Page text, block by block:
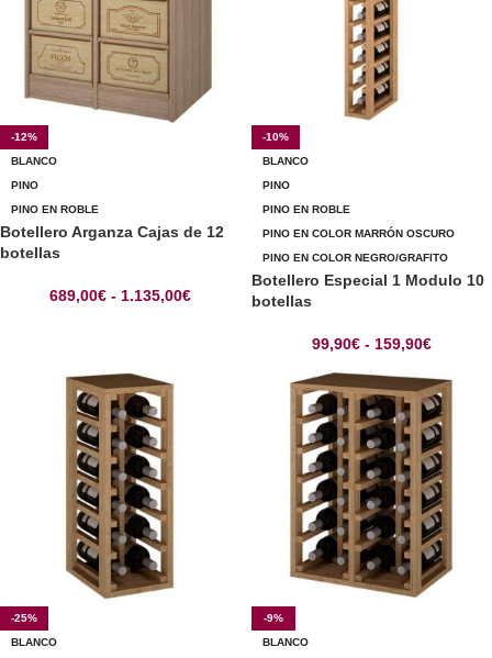
-12%
BLANCO
PINO
PINO EN ROBLE
Botellero Arganza Cajas de 12
botellas
689,00€ - 1.135,00€
-10%
BLANCO
PINO
PINO EN ROBLE
PINO EN COLOR MARRÓN OSCURO
PINO EN COLOR NEGRO/GRAFITO
Botellero Especial 1 Modulo 10
botellas
99,90€ - 159,90€
-25%
BLANCO
-9%
BLANCO